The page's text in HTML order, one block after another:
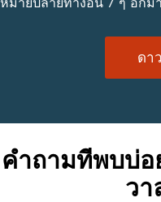
ดา
คำถามที่พบบ่อ
วา